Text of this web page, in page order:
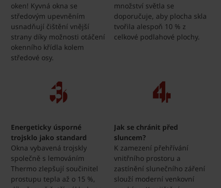
oken! Kyvná okna se
středovým upevněním
usnadňují čištění vnější
strany díky možnosti otáčení
okenního křídla kolem
středové osy.
množství světla se
doporučuje, aby plocha skla
tvořila alespoň 10 % z
celkové podlahové plochy.
Energeticky úsporné
trojsklo jako standard
Okna vybavená trojskly
společně s lemováním
Thermo zlepšují součinitel
prostupu tepla až o 15 %,
Jak se chránit před
sluncem?
K zamezení přehřívání
vnitřního prostoru a
zastínění slunečního záření
slouží moderní venkovní